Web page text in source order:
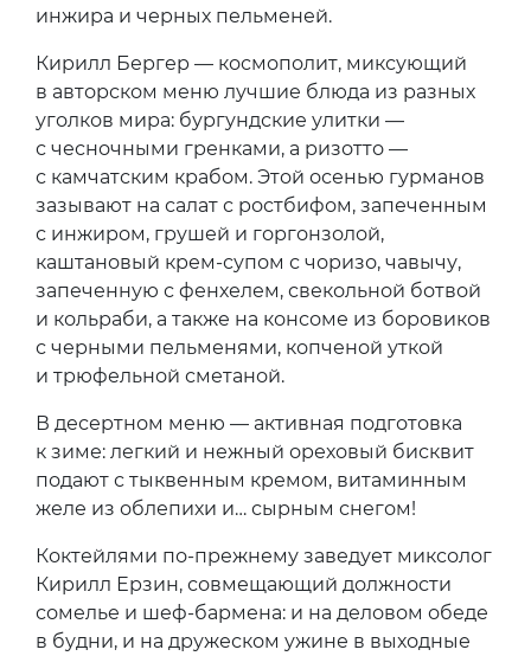
инжира и черных пельменей.
Кирилл Бергер — космополит, миксующий
в авторском меню лучшие блюда из разных
уголков мира: бургундские улитки —
с чесночными гренками, а ризотто —
с камчатским крабом. Этой осенью гурманов
зазывают на салат с ростбифом, запеченным
с инжиром, грушей и горгонзолой,
каштановый крем-супом с чоризо, чавычу,
запеченную с фенхелем, свекольной ботвой
и кольраби, а также на консоме из боровиков
с черными пельменями, копченой уткой
и трюфельной сметаной.
В десертном меню — активная подготовка
к зиме: легкий и нежный ореховый бисквит
подают с тыквенным кремом, витаминным
желе из облепихи и… сырным снегом!
Коктейлями по-прежнему заведует миксолог
Кирилл Ерзин, совмещающий должности
сомелье и шеф-бармена: и на деловом обеде
в будни, и на дружеском ужине в выходные